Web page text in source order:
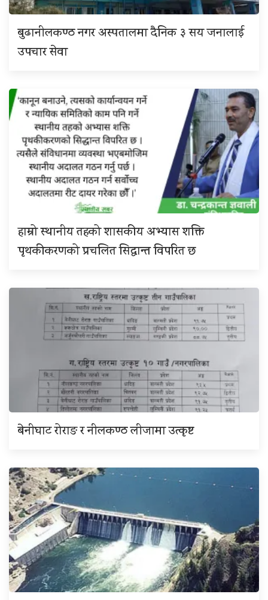
बुढानीलकण्ठ नगर अस्पतालमा दैनिक ३ सय जनालाई
उपचार सेवा
हाम्रो स्थानीय तहको शासकीय अभ्यास शक्ति
पृथकीकरणको प्रचलित सिद्धान्त विपरित छ
बेनीघाट रोराङ र नीलकण्ठ लीजामा उत्कृष्ट